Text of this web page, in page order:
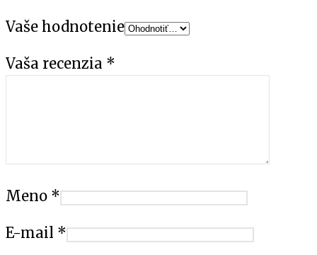
Vaše hodnotenie
Vaša recenzia *
Meno *
E-mail *